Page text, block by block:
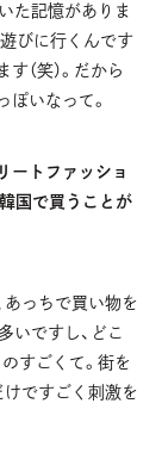
た記憶がありま
遊びに行くんです
（笑）。だから
ぽいなって。
ートファッショ
国で買うことが
あっちで買い物を
いですし、どこ
すごくて。街を
けですごく刺激を